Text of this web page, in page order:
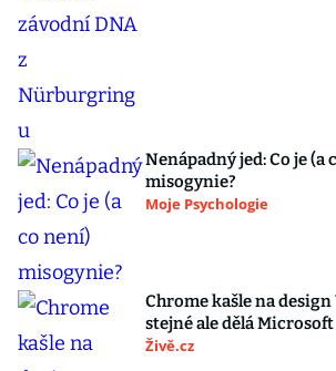
Nenápadný jed: Co je (a
misogynie?
Moje Psychologie
Chrome kašle na design
stejné ale dělá Microsoft
Živě.cz